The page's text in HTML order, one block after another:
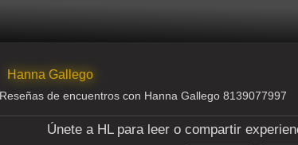
Hanna Gallego
Reseñas de encuentros con Hanna Gallego 8139077997
Únete a HL para leer o compartir